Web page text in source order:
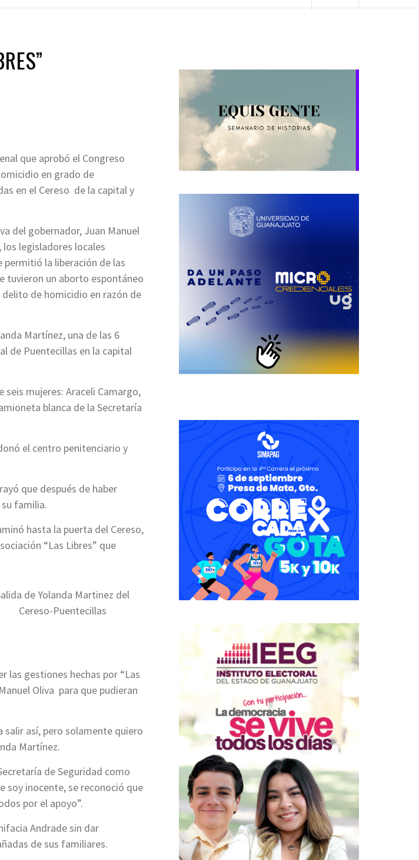
que aprobó el Congreso
en grado de
en el Cereso de la capital y
del gobernador, Juan Manuel
legisladores locales
permitió la liberación de las
tuvieron un aborto espontáneo
de homicidio en razón de
Martínez, una de las 6
de Puentecillas en la capital
mujeres: Araceli Camargo,
blanca de la Secretaría
el centro penitenciario y
que después de haber
familia.
hasta la puerta del Cereso,
“Las Libres” que
de Yolanda Martinez del
Cereso-Puentecillas
las gestiones hechas por “Las
Oliva para que pudieran
salir así, pero solamente quiero
Martínez.
de Seguridad como
soy inocente, se reconoció que
por el apoyo”.
Andrade sin dar
de sus familiares.